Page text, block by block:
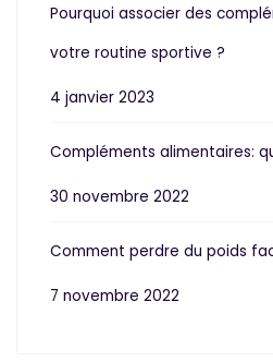
Pourquoi associer des
votre routine sportive ?
4 janvier 2023
Compléments alimentaires:
30 novembre 2022
Comment perdre du poids
7 novembre 2022